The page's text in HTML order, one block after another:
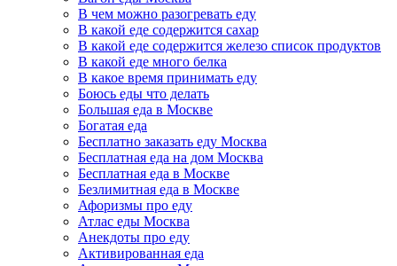
В чем можно разогревать еду
В какой еде содержится сахар
В какой еде содержится железо список продуктов
В какой еде много белка
В какое время принимать еду
Боюсь еды что делать
Большая еда в Москве
Богатая еда
Бесплатно заказать еду Москва
Бесплатная еда на дом Москва
Бесплатная еда в Москве
Безлимитная еда в Москве
Афоризмы про еду
Атлас еды Москва
Анекдоты про еду
Активированная еда